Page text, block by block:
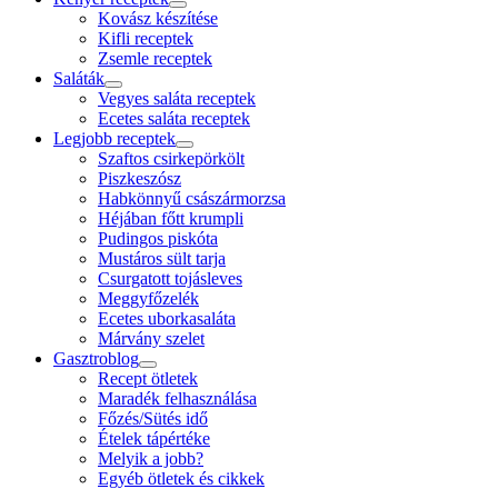
open
menu
Kovász készítése
Kifli receptek
Zsemle receptek
Saláták
open
menu
Vegyes saláta receptek
Ecetes saláta receptek
Legjobb receptek
open
menu
Szaftos csirkepörkölt
Piszkeszósz
Habkönnyű császármorzsa
Héjában főtt krumpli
Pudingos piskóta
Mustáros sült tarja
Csurgatott tojásleves
Meggyfőzelék
Ecetes uborkasaláta
Márvány szelet
Gasztroblog
open
menu
Recept ötletek
Maradék felhasználása
Főzés/Sütés idő
Ételek tápértéke
Melyik a jobb?
Egyéb ötletek és cikkek